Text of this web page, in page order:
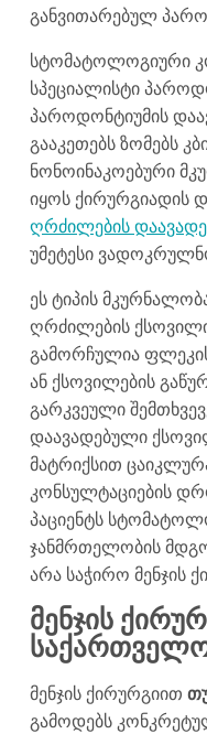
განვითარებულ
სტომატოლოგიური
სპეციალისტი
პაროდონტიუმის
გააკეთებს ზომებს
ნონოინაკოებური
იყოს ქირურგიადის
ღრძილების
უმეტესი
ეს ტიპის
ღრძილების
გამორჩულია
ან ქსოვილების
გარკვეული
დაავადებული
მატრიქსით
კონსულტაციების
პაციენტს
ჯანმრთელობის
არა საჭირო მენჯის
მენჯის
მენჯის ქირურგიით
გამოდებს